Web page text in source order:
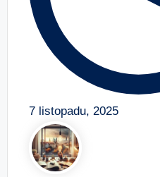
7 listopadu, 2025